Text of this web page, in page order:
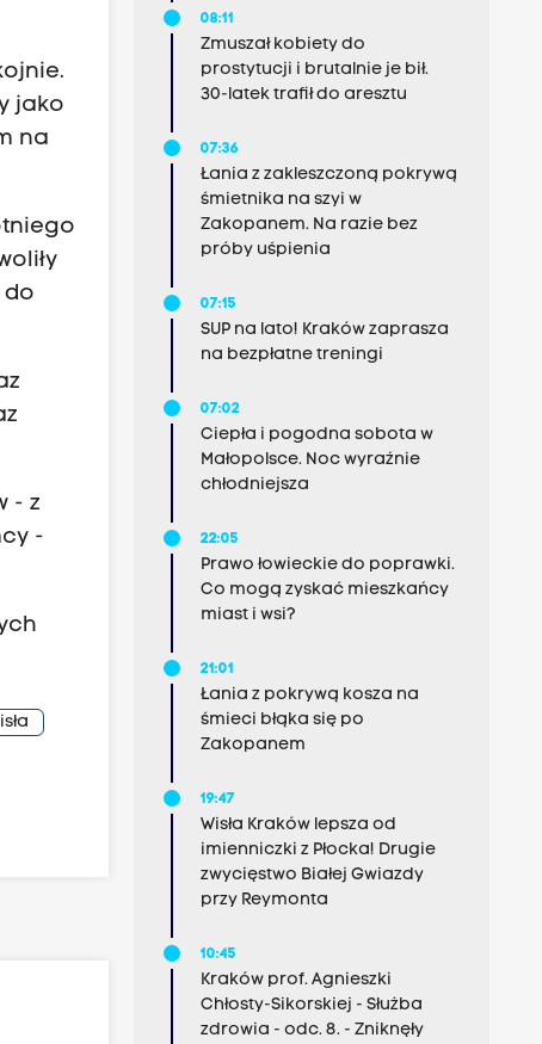
jako
na
do
- z
-
08:11
Zmuszał kobiety do
prostytucji i brutalnie je bił.
30-latek trafił do aresztu
07:36
Łania z zakleszczoną pokrywą
śmietnika na szyi w
Zakopanem. Na razie bez
próby uśpienia
07:15
SUP na lato! Kraków zaprasza
na bezpłatne treningi
07:02
Ciepła i pogodna sobota w
Małopolsce. Noc wyraźnie
chłodniejsza
22:05
Prawo łowieckie do poprawki.
Co mogą zyskać mieszkańcy
miast i wsi?
21:01
Łania z pokrywą kosza na
śmieci błąka się po
Zakopanem
19:47
Wisła Kraków lepsza od
imienniczki z Płocka! Drugie
zwycięstwo Białej Gwiazdy
przy Reymonta
10:45
Kraków prof. Agnieszki
Chłosty-Sikorskiej - Służba
zdrowia - odc. 8. - Zniknęły